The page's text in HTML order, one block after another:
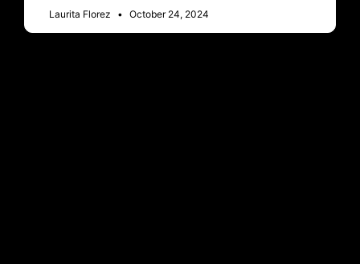
Laurita Florez October 24, 2024